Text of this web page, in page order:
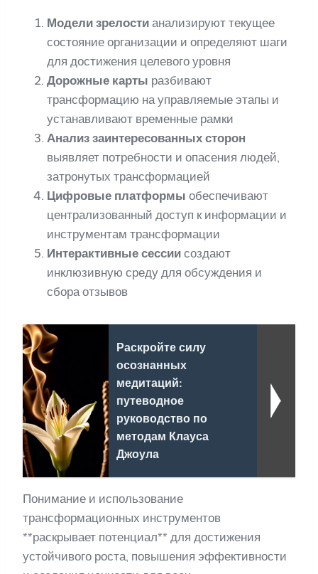
Модели зрелости анализируют текущее
состояние организации и определяют шаги
для достижения целевого уровня
Дорожные карты разбивают
трансформацию на управляемые этапы и
устанавливают временные рамки
Анализ заинтересованных сторон
выявляет потребности и опасения людей,
затронутых трансформацией
Цифровые платформы обеспечивают
централизованный доступ к информации и
инструментам трансформации
Интерактивные сессии создают
инклюзивную среду для обсуждения и
сбора отзывов
Раскройте силу
осознанных
медитаций:
путеводное
руководство по
методам Клауса
Джоула
Понимание и использование
трансформационных инструментов
**раскрывает потенциал** для достижения
устойчивого роста, повышения эффективности